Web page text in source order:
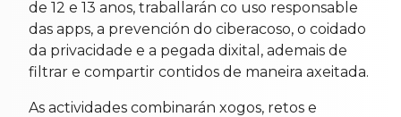
de 12 e 13 anos, traballarán co uso responsable
das apps, a prevención do ciberacoso, o coidado
da privacidade e a pegada dixital, ademais de
filtrar e compartir contidos de maneira axeitada.
As actividades combinarán xogos, retos e